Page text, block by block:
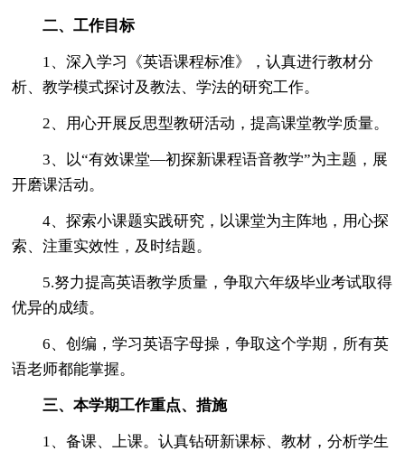
二、工作目标
1、深入学习《英语课程标准》，认真进行教材分
析、教学模式探讨及教法、学法的研究工作。
2、用心开展反思型教研活动，提高课堂教学质量。
3、以“有效课堂―初探新课程语音教学”为主题，展
开磨课活动。
4、探索小课题实践研究，以课堂为主阵地，用心探
索、注重实效性，及时结题。
5.努力提高英语教学质量，争取六年级毕业考试取得
优异的成绩。
6、创编，学习英语字母操，争取这个学期，所有英
语老师都能掌握。
三、本学期工作重点、措施
1、备课、上课。认真钻研新课标、教材，分析学生